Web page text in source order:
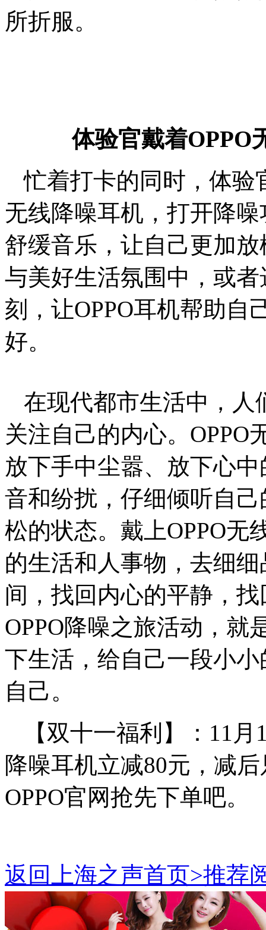
所折服。
体验官戴着OPPO
忙着打卡的同时，体验
无线降噪耳机，打开降
舒缓音乐，让自己更加
与美好生活氛围中，或
刻，让OPPO耳机帮助自
好。
在现代都市生活中，人
关注自己的内心。OPPO
放下手中尘嚣、放下心
音和纷扰，仔细倾听自
松的状态。戴上OPPO无
的生活和人事物，去细
间，找回内心的平静，
OPPO降噪之旅活动，就
下生活，给自己一段小
自己。
【双十一福利】：11
降噪耳机立减80元，减
OPPO官网抢先下单吧。
返回上海之声首页>推荐